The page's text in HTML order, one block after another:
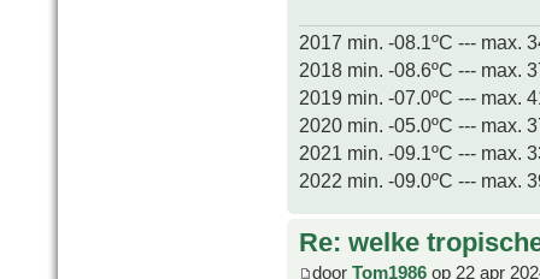
2017 min. -08.1ºC --- max.
2018 min. -08.6ºC --- max.
2019 min. -07.0ºC --- max.
2020 min. -05.0ºC --- max.
2021 min. -09.1ºC --- max.
2022 min. -09.0ºC --- max.
Re: welke
door Tom1986 op 22 apr